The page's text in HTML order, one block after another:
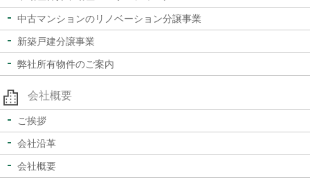
中古マンションのリノベーション分譲事業
新築戸建分譲事業
弊社所有物件のご案内
会社概要
ご挨拶
会社沿革
会社概要